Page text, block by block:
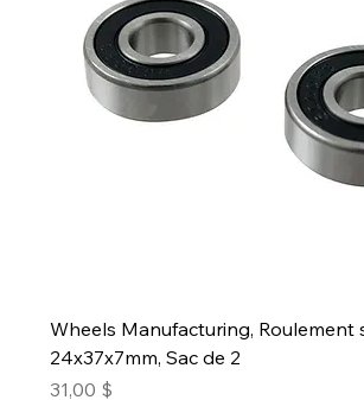
Wheels Manufacturing, Roulement
24x37x7mm, Sac de 2
Prix
31,00 $